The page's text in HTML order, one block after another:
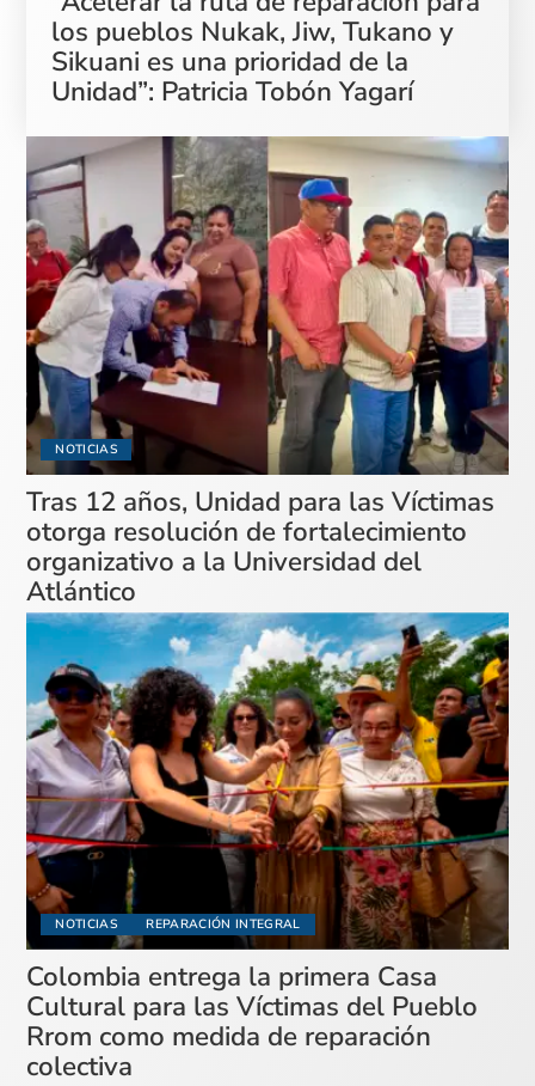
los pueblos Nukak, Jiw, Tukano y
Sikuani es una prioridad de la
Unidad”: Patricia Tobón Yagarí
NOTICIAS
Tras 12 años, Unidad para las Víctimas
otorga resolución de fortalecimiento
organizativo a la Universidad del
Atlántico
NOTICIAS REPARACIÓN INTEGRAL
Colombia entrega la primera Casa
Cultural para las Víctimas del Pueblo
Rrom como medida de reparación
colectiva